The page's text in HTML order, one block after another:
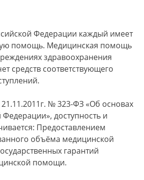
Федерации каждый имеет
помощь. Медицинская помощь
здравоохранения
средств соответствующего
№ 323-ФЗ «Об основах
доступность и
Предоставлением
объёма медицинской
гарантий
помощи.